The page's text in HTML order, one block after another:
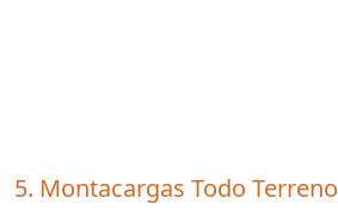
5. Montacargas Todo Terreno